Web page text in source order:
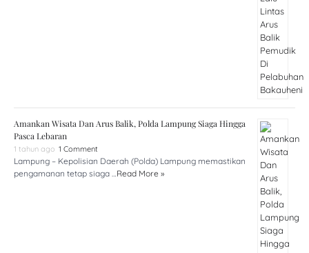
Amankan Wisata Dan Arus Balik, Polda Lampung Siaga Hingga
Pasca Lebaran
1 tahun ago 1 Comment
Lampung – Kepolisian Daerah (Polda) Lampung memastikan
pengamanan tetap siaga …Read More »